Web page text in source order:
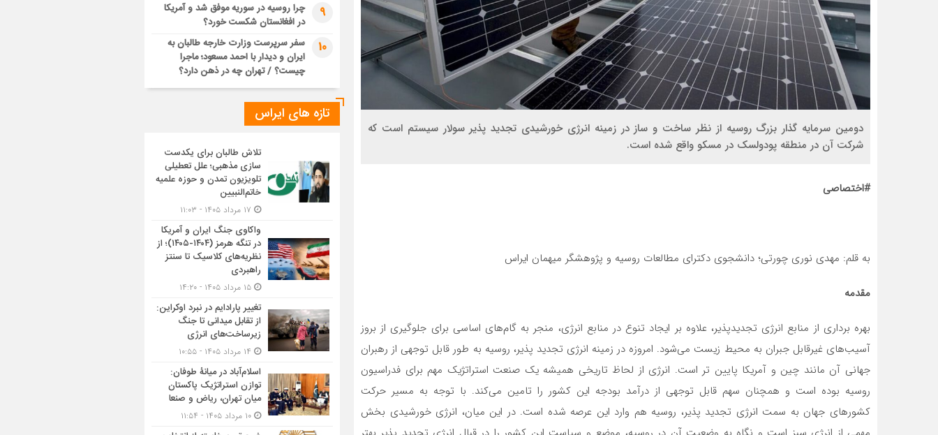
دومین سرمایه گذار بزرگ روسیه از نظر ساخت و ساز در زمینه انرژی خورشیدی تجدید پذیر سولار سیستم است که
شرکت آن در منطقه پودولسک در مسکو واقع شده است.
#اختصاصی
به قلم: مهدی نوری چورتی؛ دانشجوی دکترای مطالعات روسیه و پژوهشگر میهمان ایراس
مقدمه
بهره برداری از منابع انرژی تجدیدپذیر، علاوه بر ایجاد تنوع در منابع انرژی، منجر به گام‌های اساسی برای جلوگیری از بروز
آسیب‌های غیرقابل جبران به محیط زیست‌ می‌شود. امروزه در زمینه انرژی تجدید پذیر، روسیه به طور قابل توجهی از رهبران
جهانی آن مانند چین و آمریکا پایین تر است. انرژی از لحاظ تاریخی همیشه یک صنعت استراتژیک مهم برای فدراسیون
روسیه بوده است و همچنان سهم قابل توجهی از درآمد بودجه این کشور را تامین‌ می‌کند. با توجه به مسیر حرکت
کشورهای جهان به سمت انرژی تجدید پذیر، روسیه هم وارد این عرصه شده است. در این میان، انرژی خورشیدی بخش
9
چرا روسیه در سوریه موفق شد و آمریکا
در افغانستان شکست خورد؟
10
سفر سرپرست وزارت خارجه طالبان به
ایران و دیدار با احمد مسعود؛ ماجرا
چیست؟ / تهران چه در ذهن دارد؟
تازه های ایراس
تلاش طالبان برای یکدست
سازی مذهبی؛ علل تعطیلی
تلویزیون تمدن و حوزه علمیه
خاتم‌النبیین
واکاوی جنگ ایران و آمریکا
در تنگه هرمز (۱۴۰۴-۱۴۰۵)؛ از
نظریه‌های کلاسیک تا سنتز
راهبردی
تغییر پارادایم در نبرد اوکراین:
از تقابل میدانی تا جنگ
زیرساخت‌های انرژی
اسلام‌آباد در میانۀ طوفان:
توازن استراتژیک پاکستان
میان تهران، ریاض و صنعا